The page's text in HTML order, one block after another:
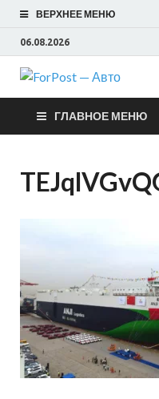
ВЕРХНЕЕ МЕНЮ
06.08.2026
ГЛАВНОЕ МЕНЮ